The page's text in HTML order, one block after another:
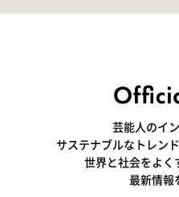
芸能人のイ
サステナブルなトレン
世界と社会をよく
最新情報